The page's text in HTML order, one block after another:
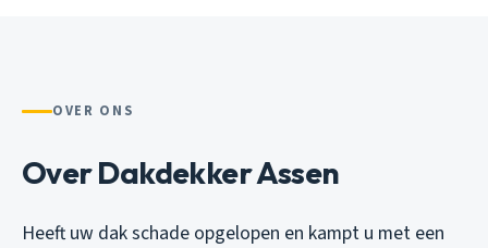
OVER ONS
Over Dakdekker Assen
Heeft uw dak schade opgelopen en kampt u met een